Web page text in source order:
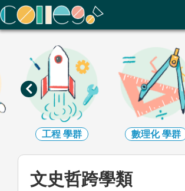
ColleGo! 大學選才與高中育才輔助系統
工程 學群 數理化學群
文史哲跨學類